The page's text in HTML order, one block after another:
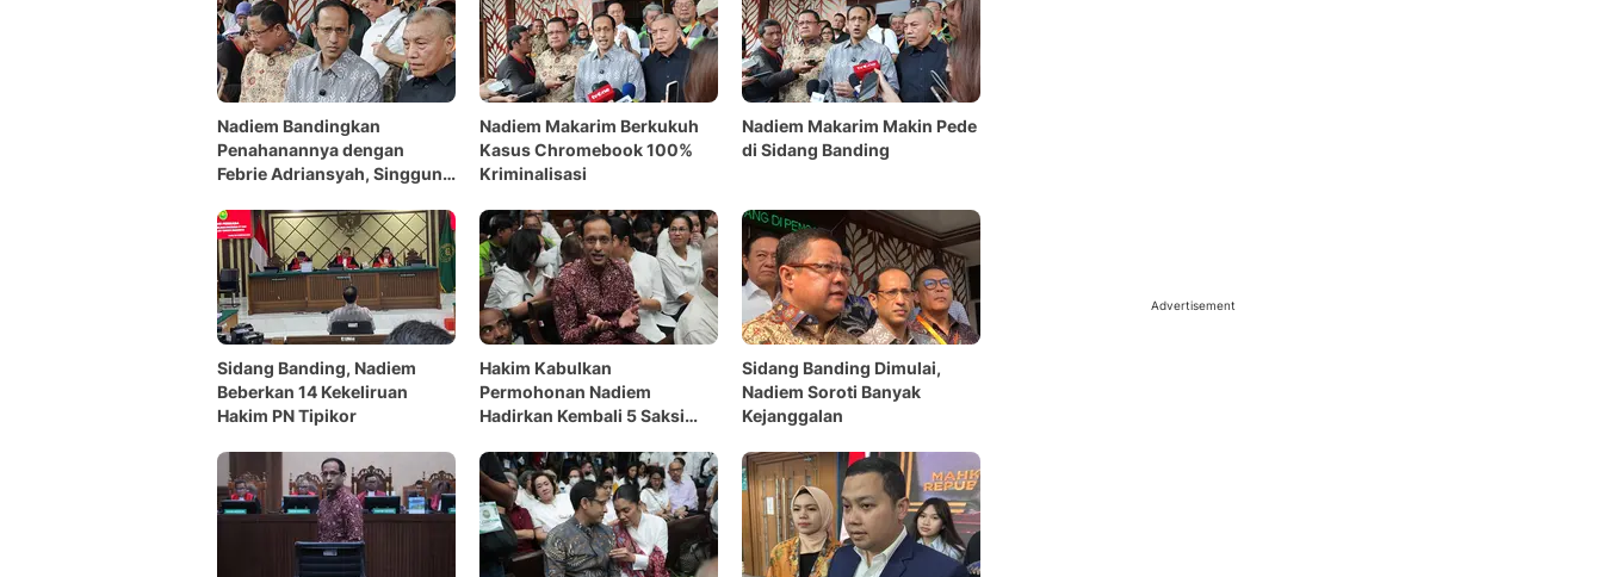
Nadiem Bandingkan
Penahanannya dengan
Febrie Adriansyah, Singgung
Nadiem Makarim Berkukuh
Kasus Chromebook 100%
Kriminalisasi
Nadiem Makarim Makin Pede
di Sidang Banding
Sidang Banding, Nadiem
Beberkan 14 Kekeliruan
Hakim PN Tipikor
Hakim Kabulkan
Permohonan Nadiem
Hadirkan Kembali 5 Saksi
Sidang Banding Dimulai,
Nadiem Soroti Banyak
Kejanggalan
Advertisement